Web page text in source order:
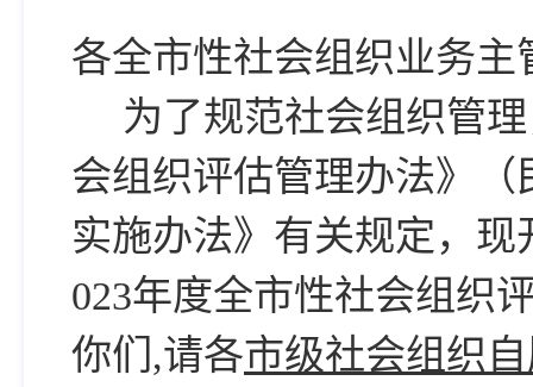
各全市性社会组织业务
为了规范社会组织管
会组织评估管理办法》
实施办法》有关规定，现
023年度全市性社会组织
你们,请各市级社会组织